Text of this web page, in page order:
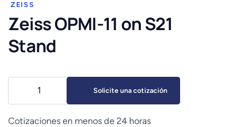
ZEISS
Zeiss OPMI-11 on S21
Stand
11
on
Solicite una cotización
Cotizaciones en menos de 24 horas